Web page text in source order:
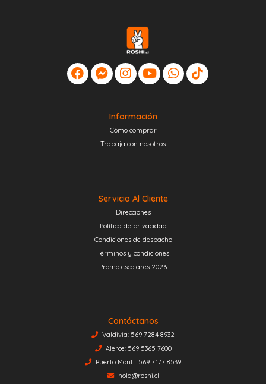
Información
Cómo comprar
Trabaja con nosotros
Servicio Al Cliente
Direcciones
Política de privacidad
Condiciones de despacho
Términos y condiciones
Promo escolares 2026
Contáctanos
Valdivia: 569 7284 8932
Alerce: 569 5365 7600
Puerto Montt: 569 7177 8539
hola@roshi.cl